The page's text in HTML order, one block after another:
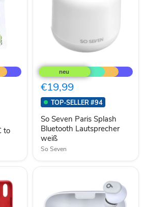
to
Seven
Paris
Splash
Bluetooth
Lautsprecher
weiß
€19,99
TOP-SELLER #94
So Seven Paris Splash
Bluetooth Lautsprecher
weiß
So Seven